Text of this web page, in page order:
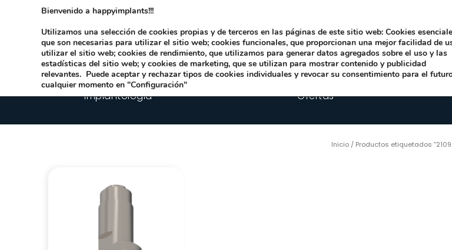
Dirección:
Implantologia Ofertas
Inicio/ Productos etiquetados
Bienvenido a happyimplants!!!
Utilizamos una selección de cookies propias y de terceros en las páginas de este sitio web: Cookies
que son necesarias para utilizar el sitio web; cookies funcionales, que proporcionan una mejor facilidad de
utilizar el sitio web; cookies de rendimiento, que utilizamos para generar datos agregados sobre el uso y las
estadísticas del sitio web; y cookies de marketing, que se utilizan para mostrar contenido y publicidad
relevantes. Puede aceptar y rechazar tipos de cookies individuales y revocar su consentimiento para el
cualquier momento en "Configuración"